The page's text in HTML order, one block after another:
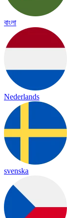
বাংলা
Nederlands
svenska